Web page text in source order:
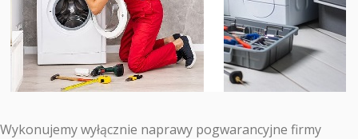
Wykonujemy wyłącznie naprawy pogwarancyjne firmy